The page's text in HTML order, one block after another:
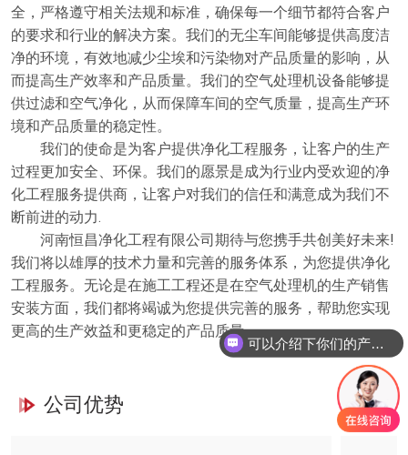
全，严格遵守相关法规和标准，确保每一个细节都符合客户
的要求和行业的解决方案。我们的无尘车间能够提供高度洁
净的环境，有效地减少尘埃和污染物对产品质量的影响，从
而提高生产效率和产品质量。我们的空气处理机设备能够提
供过滤和空气净化，从而保障车间的空气质量，提高生产环
境和产品质量的稳定性。
我们的使命是为客户提供净化工程服务，让客户的生产
过程更加安全、环保。我们的愿景是成为行业内受欢迎的净
化工程服务提供商，让客户对我们的信任和满意成为我们不
断前进的动力.
河南恒昌净化工程有限公司期待与您携手共创美好未来!
我们将以雄厚的技术力量和完善的服务体系，为您提供净化
工程服务。无论是在施工工程还是在空气处理机的生产销售
安装方面，我们都将竭诚为您提供完善的服务，帮助您实现
更高的生产效益和更稳定的产品质量。
公司优势
可以介绍下你们的产品么